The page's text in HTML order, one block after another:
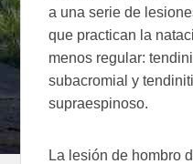
a una serie de
que practican la
menos regular:
subacromial y
supraespinoso.
La lesión de hombro